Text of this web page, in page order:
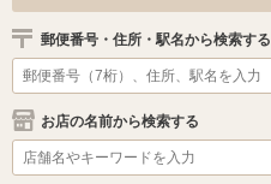
郵便番号・住所・駅名から検索する
お店の名前から検索する